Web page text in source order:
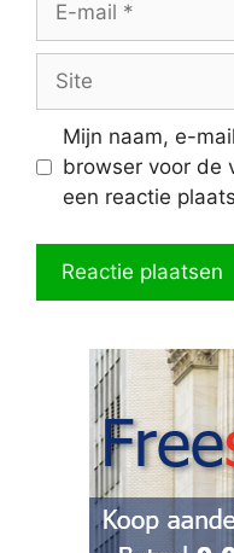
Site
Mijn naam, e-
browser voor de
een reactie